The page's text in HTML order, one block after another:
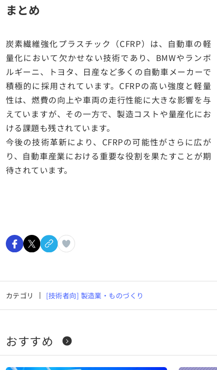
まとめ
炭素繊維強化プラスチック（CFRP）は、自動車の軽
量化において欠かせない技術であり、BMWやランボ
ルギーニ、トヨタ、日産など多くの自動車メーカーで
積極的に採用されています。CFRPの高い強度と軽量
性は、燃費の向上や車両の走行性能に大きな影響を与
えていますが、その一方で、製造コストや量産化にお
ける課題も残されています。
今後の技術革新により、CFRPの可能性がさらに広が
り、自動車産業における重要な役割を果たすことが期
待されています。
カテゴリ [技術者向] 製造業・ものづくり
おすすめ